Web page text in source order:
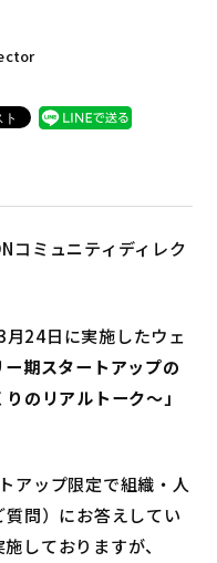
コミュニティディレク
月24日に実施したウェ
ー期スタートアップの
のリアルトーク～」
アップ限定で組織・人
問）にお答えしてい
しておりますが、